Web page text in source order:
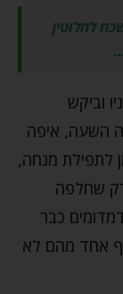
איפה
מנחה,
שחלפה
כבר
מהם לא